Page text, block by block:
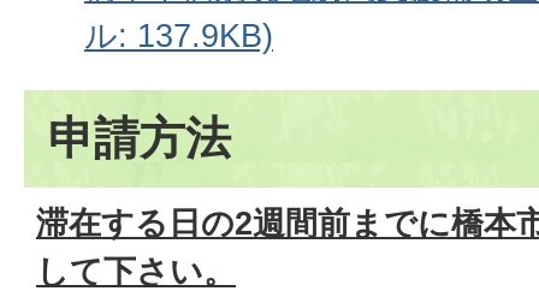
ル: 137.9KB)
申請方法
滞在する日の2週間前までに橋本
して下さい。